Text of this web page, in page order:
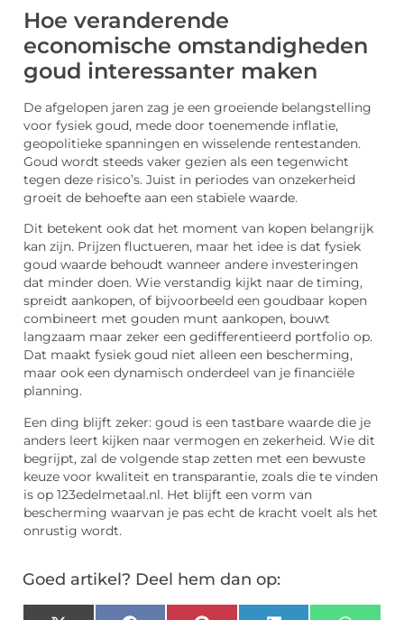
Hoe veranderende
economische omstandigheden
goud interessanter maken
De afgelopen jaren zag je een groeiende belangstelling
voor fysiek goud, mede door toenemende inflatie,
geopolitieke spanningen en wisselende rentestanden.
Goud wordt steeds vaker gezien als een tegenwicht
tegen deze risico’s. Juist in periodes van onzekerheid
groeit de behoefte aan een stabiele waarde.
Dit betekent ook dat het moment van kopen belangrijk
kan zijn. Prijzen fluctueren, maar het idee is dat fysiek
goud waarde behoudt wanneer andere investeringen
dat minder doen. Wie verstandig kijkt naar de timing,
spreidt aankopen, of bijvoorbeeld een goudbaar kopen
combineert met gouden munt aankopen, bouwt
langzaam maar zeker een gedifferentieerd portfolio op.
Dat maakt fysiek goud niet alleen een bescherming,
maar ook een dynamisch onderdeel van je financiële
planning.
Een ding blijft zeker: goud is een tastbare waarde die je
anders leert kijken naar vermogen en zekerheid. Wie dit
begrijpt, zal de volgende stap zetten met een bewuste
keuze voor kwaliteit en transparantie, zoals die te vinden
is op 123edelmetaal.nl. Het blijft een vorm van
bescherming waarvan je pas echt de kracht voelt als het
onrustig wordt.
Goed artikel? Deel hem dan op: